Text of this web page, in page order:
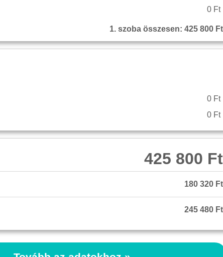
0 Ft
1. szoba összesen: 425 800 Ft
0 Ft
0 Ft
425 800 Ft
180 320 Ft
245 480 Ft